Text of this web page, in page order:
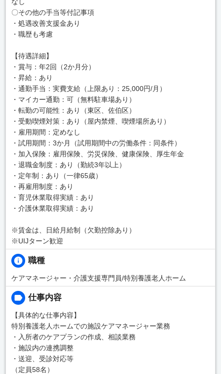
〇その他の手当等付記事項
・処遇改善支援金あり
・職歴も考慮
【待遇詳細】
・賞与：年2回（2か月分）
・昇給：あり
・通勤手当：実費支給（上限あり：25,000円/月）
・マイカー通勤：可（無料駐車場あり）
・転勤の可能性：あり（東区、佐伯区）
・受動喫煙対策：あり（屋内禁煙、喫煙場所あり）
・雇用期間：定めなし
・試用期間：3か月（試用期間中の労働条件：同条件）
・加入保険：雇用保険、労災保険、健康保険、厚生年金
・退職金制度：あり（勤続3年以上）
・定年制：あり（一律65歳）
・再雇用制度：あり
・育児休業取得実績：あり
・介護休業取得実績：あり
※賃金は、日給月給制（欠勤控除あり）
※UIJターン歓迎
職種
ケアマネージャー・介護支援専門員/特別養護老人ホーム
仕事内容
【具体的な仕事内容】
特別養護老人ホームでの施設ケアマネージャー業務
・入所者のケアプランの作成、相談業務
・施設内の連携調整
・送迎、受診対応等
（定員58名）